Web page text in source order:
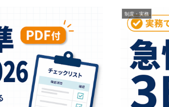
制度・実務